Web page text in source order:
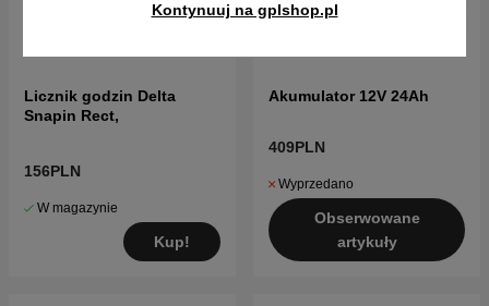
Kontynuuj na gplshop.pl
Licznik godzin Delta
Snapin Rect,
156PLN
W magazynie
Kup!
Akumulator 12V 24Ah
409PLN
Wyprzedano
Obserwowane
artykuły